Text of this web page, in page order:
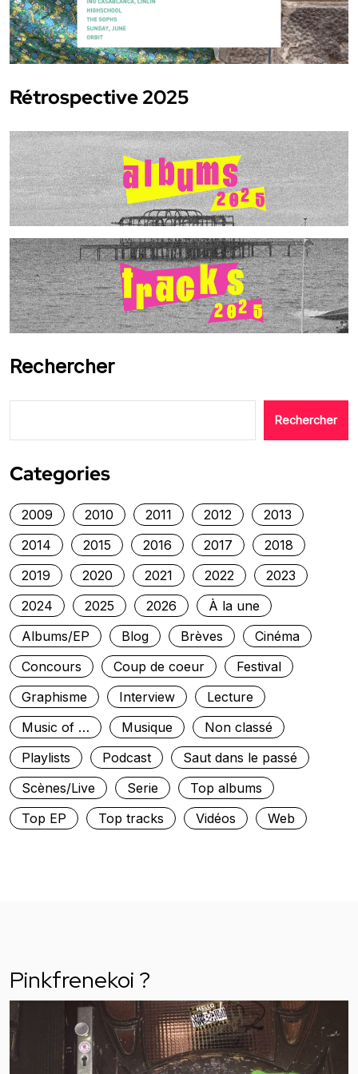
Rétrospective 2025
Rechercher
Rechercher
Categories
2009 2010 2011 2012
2013
2014
2015 2016 2017
2018
2019
2020 2021 2022
2023
2024
2025 2026
À la une
Albums/EP
Blog Brèves
Cinéma
Concours
Coup de coeur
Festival
Graphisme
Interview
Lecture
Music of …
Musique
Non classé
Playlists
Podcast
Saut dans le passé
Scènes/Live
Serie
Top albums
Top EP
Top tracks Vidéos Web
Pinkfrenekoi ?